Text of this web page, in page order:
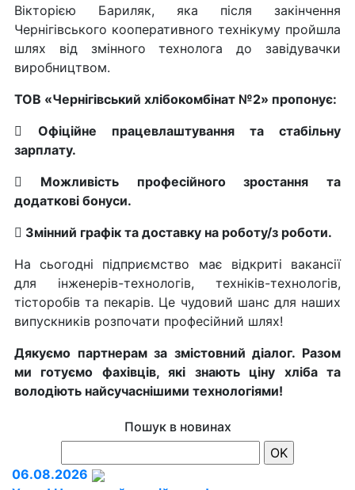
Вікторією Бариляк, яка після закінчення
Чернігівського кооперативного технікуму пройшла
шлях від змінного технолога до завідувачки
виробництвом.
ТОВ «Чернігівський хлібокомбінат №2» пропонує:
 Офіційне працевлаштування та стабільну
зарплату.
 Можливість професійного зростання та
додаткові бонуси.
 Змінний графік та доставку на роботу/з роботи.
На сьогодні підприємство має відкриті вакансії
для інженерів-технологів, техніків-технологів,
тісторобів та пекарів. Це чудовий шанс для наших
випускників розпочати професійний шлях!
Дякуємо партнерам за змістовний діалог. Разом
ми готуємо фахівців, які знають ціну хліба та
володіють найсучаснішими технологіями!
Пошук в новинах
06.08.2026